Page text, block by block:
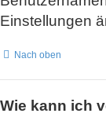
Einstellungen
Nach oben
Wie kann ich